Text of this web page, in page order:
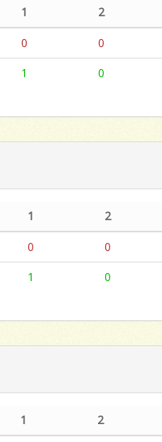
1 2
0 0
1 0
1 2
0 0
1 0
1 2